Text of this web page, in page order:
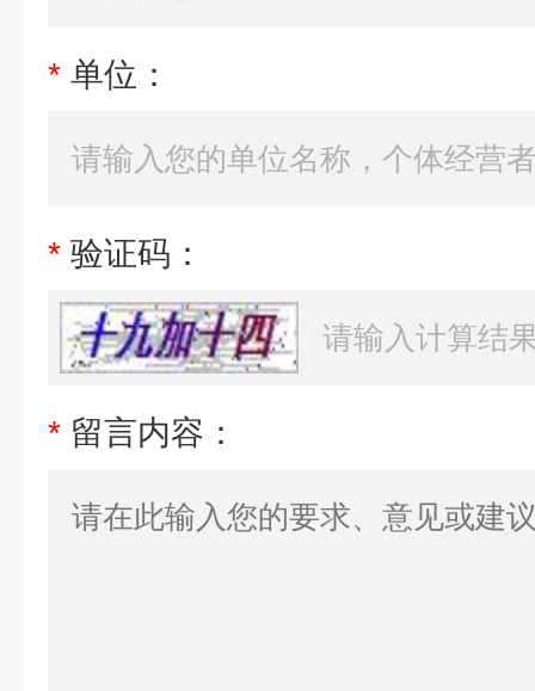
* 单位：
* 验证码：
* 留言内容：